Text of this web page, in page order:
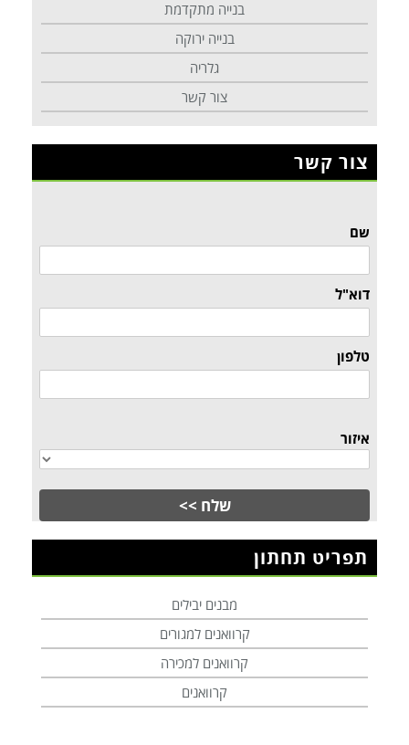
בנייה מתקדמת
בנייה ירוקה
גלריה
צור קשר
צור קשר
שם
דוא"ל
טלפון
איזור
תפריט תחתון
מבנים יבילים
קרוואנים למגורים
קרוואנים למכירה
קרוואנים